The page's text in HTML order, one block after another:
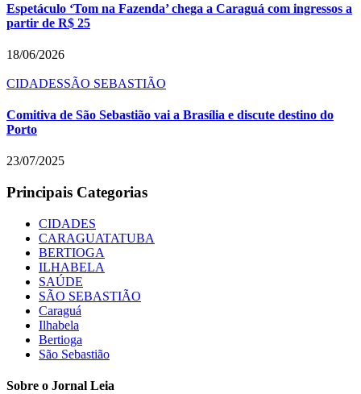
Espetáculo ‘Tom na Fazenda’ chega a Caraguá com ingressos a
partir de R$ 25
18/06/2026
CIDADESSÃO SEBASTIÃO
Comitiva de São Sebastião vai a Brasília e discute destino do
Porto
23/07/2025
Principais Categorias
CIDADES
CARAGUATATUBA
BERTIOGA
ILHABELA
SAÚDE
SÃO SEBASTIÃO
Caraguá
Ilhabela
Bertioga
São Sebastião
Sobre o Jornal Leia